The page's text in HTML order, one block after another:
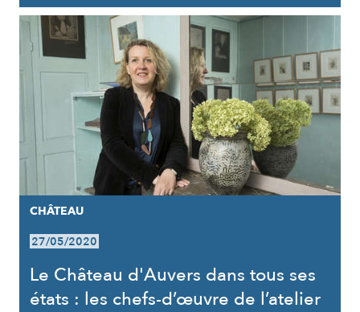
CHÂTEAU
27/05/2020
Le Château d'Auvers dans tous ses
états : les chefs-d’œuvre de l’atelier